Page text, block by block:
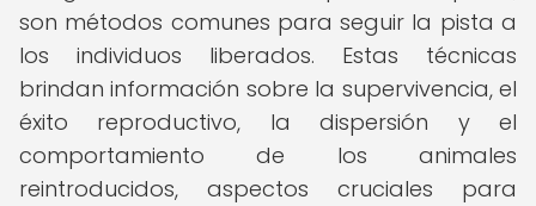
son métodos comunes para seguir la pista a
los individuos liberados. Estas técnicas
brindan información sobre la supervivencia, el
éxito reproductivo, la dispersión y el
comportamiento de los animales
reintroducidos, aspectos cruciales para